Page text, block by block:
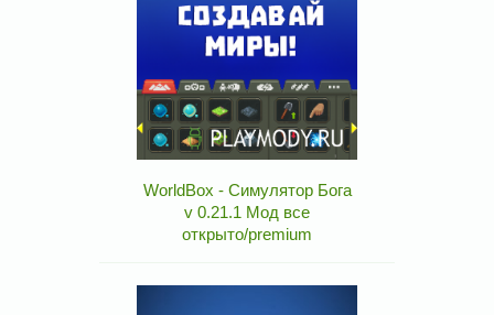
WorldBox - Симулятор Бога
v 0.21.1 Мод все
открыто/premium